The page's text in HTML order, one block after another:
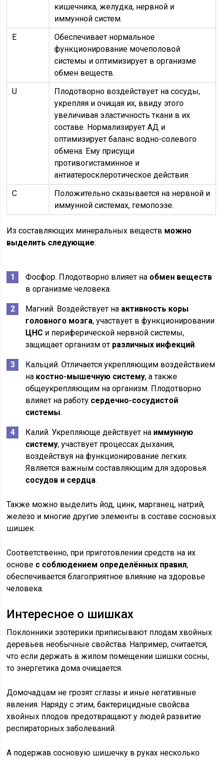
кишечника, желудка, нервной и
иммунной систем.
Е
Обеспечивает нормальное
функционирование мочеполовой
системы и оптимизирует в организме
обмен веществ.
U
Плодотворно воздействует на сосуды,
укрепляя и очищая их, ввиду этого
увеличивая эластичность ткани в их
составе. Нормализирует АД и
оптимизирует баланс водно-солевого
обмена. Ему присущи
противогистаминное и
антиатеросклеротическое действия.
С
Положительно сказывается на нервной и
иммунной системах, гемопоэзе.
Из составляющих минеральных веществ можно
выделить следующие:
Фосфор. Плодотворно влияет на обмен веществ
в организме человека.
Магний. Воздействует на активность коры
головного мозга, участвует в функционировании
ЦНС и периферической нервной системы,
защищает организм от различных инфекций.
Кальций. Отличается укрепляющим воздействием
на костно-мышечную систему, а также
общеукрепляющим на организм. Плодотворно
влияет на работу сердечно-сосудистой
системы.
Калий. Укрепляюще действует на иммунную
систему, участвует процессах дыхания,
воздействуя на функционирование легких.
Является важным составляющим для здоровья
сосудов и сердца.
Также можно выделить йод, цинк, марганец, натрий,
железо и многие другие элементы в составе сосновых
шишек.
Соответственно, при приготовлении средств на их
основе с соблюдением определённых правил,
обеспечивается благоприятное влияние на здоровье
человека.
Интересное о шишках
Поклонники эзотерики приписывают плодам хвойных
деревьев необычные свойства. Например, считается,
что если держать в жилом помещении шишки сосны,
то энергетика дома очищается.
Домочадцам не грозят сглазы и иные негативные
явления. Наряду с этим, бактерицидные свойсва
хвойных плодов предотвращают у людей развитие
респираторных заболеваний.
А подержав сосновую шишечку в руках несколько